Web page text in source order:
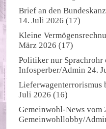
Brief an den
14. Juli 2026 (17)
Kleine
März 2026 (17)
Politiker nur Sprachrohr
Infosperber/Admin 24.
Lieferwagenterrorismus
Juli 2026 (16)
Gemeinwohl-News vom
Gemeinwohllobby/